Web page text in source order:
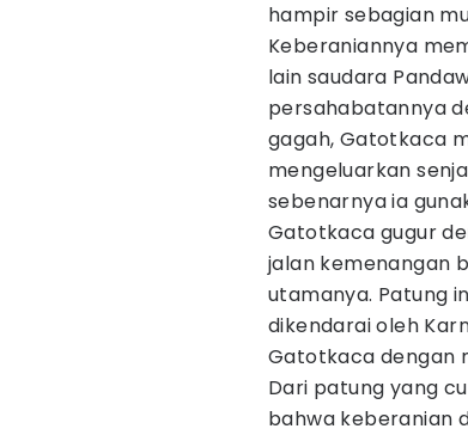
hampir sebagian
Keberaniannya
lain saudara
persahabatannya
gagah, Gatotkaca
mengeluarkan
sebenarnya ia
Gatotkaca gugur
jalan kemenangan
utamanya. Patung
dikendarai oleh
Gatotkaca dengan
Dari patung yang
bahwa keberanian